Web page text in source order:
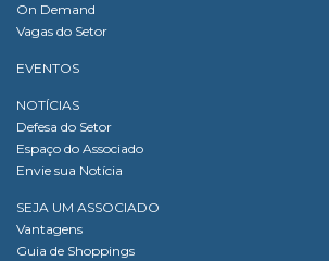
On Demand
Vagas do Setor
EVENTOS
NOTÍCIAS
Defesa do Setor
Espaço do Associado
Envie sua Notícia
SEJA UM ASSOCIADO
Vantagens
Guia de Shoppings